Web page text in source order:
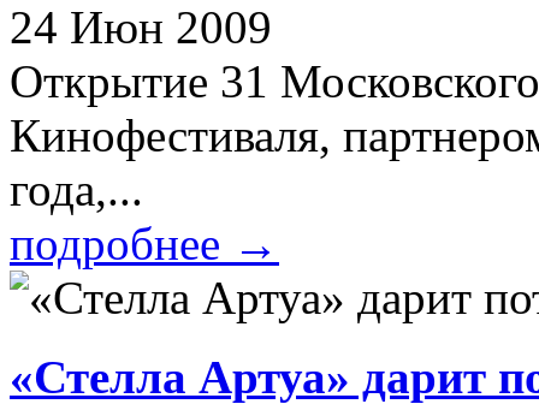
24 Июн 2009
Открытие 31
Кинофестиваля,
года,...
подробнее →
«Стелла Артуа» дарит